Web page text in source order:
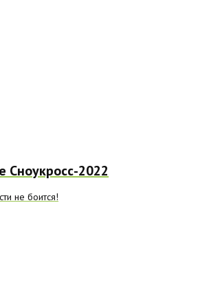
Сноукросс-2022
не боится!